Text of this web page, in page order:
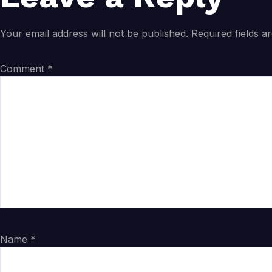
Your email address will not be published. Required fields
Comment *
Name *